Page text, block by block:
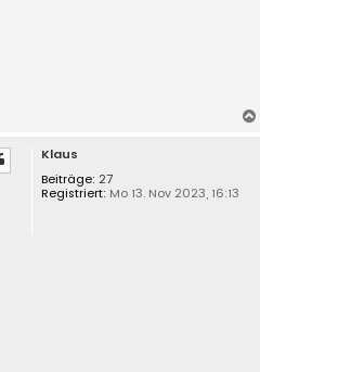
Klaus
Beiträge: 27
Registriert: Mo 13. Nov 2023, 16:13